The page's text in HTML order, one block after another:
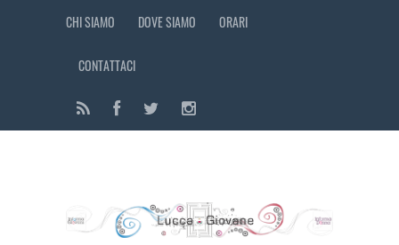
CHI SIAMO DOVE SIAMO ORARI
CONTATTACI